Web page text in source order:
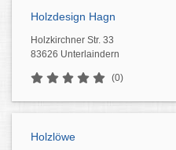
Holzdesign Hagn
Holzkirchner Str. 33
83626 Unterlaindern
(0)
Holzlöwe